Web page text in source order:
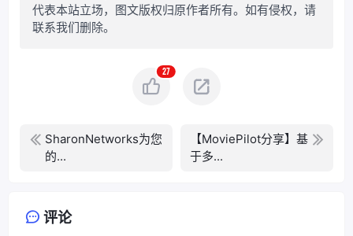
代表本站立场，图文版权归原作者所有。如有侵权，请
联系我们删除。
27
SharonNetworks为您
的...
【MoviePilot分享】基
于多...
评论